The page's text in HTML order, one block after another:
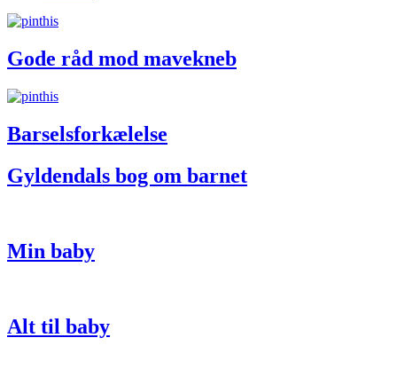
Gode råd mod mavekneb
Barselsforkælelse
Gyldendals bog om barnet
Min baby
Alt til baby